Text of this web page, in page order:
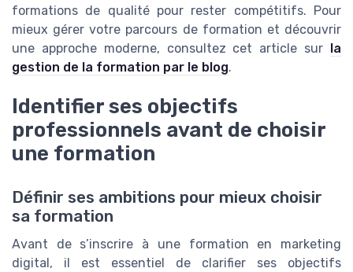
formations de qualité pour rester compétitifs. Pour
mieux gérer votre parcours de formation et découvrir
une approche moderne, consultez cet article sur la
gestion de la formation par le blog.
Identifier ses objectifs
professionnels avant de choisir
une formation
Définir ses ambitions pour mieux choisir
sa formation
Avant de s’inscrire à une formation en marketing
digital, il est essentiel de clarifier ses objectifs